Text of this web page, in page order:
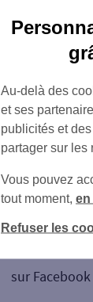
sur Facebook
Au-delà des
et ses
publicités et
partager sur les
Vous pouvez
tout moment,
Refuser les